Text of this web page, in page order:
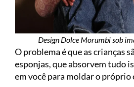
Design Dolce Morumbi sob
O problema é que as crianças
esponjas, que absorvem tudo
em você para moldar o